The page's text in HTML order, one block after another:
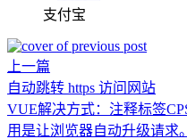
支付宝
上一篇
自动跳转 https 访问网站
VUE解决方式：注释标签
用是让浏览器自动升级请求